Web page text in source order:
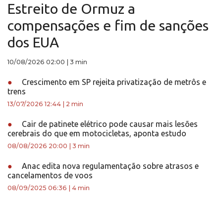
Estreito de Ormuz a
compensações e fim de sanções
dos EUA
10/08/2026 02:00 3 min
●
Crescimento em SP rejeita privatização de metrôs e
trens
13/07/2026 12:44 2 min
●
Cair de patinete elétrico pode causar mais lesões
cerebrais do que em motocicletas, aponta estudo
08/08/2026 20:00 3 min
●
Anac edita nova regulamentação sobre atrasos e
cancelamentos de voos
08/09/2025 06:36 4 min